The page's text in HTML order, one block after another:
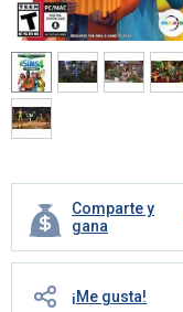
Comparte y
gana
¡Me gusta!